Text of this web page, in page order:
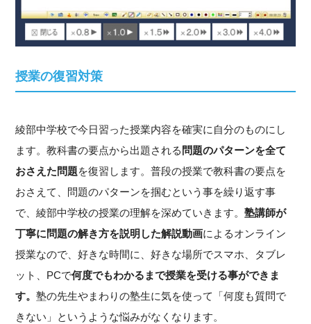
授業の復習対策
綾部中学校で今日習った授業内容を確実に自分のものにし
ます。教科書の要点から出題される 問題のパターンを全て
おさえた問題を復習します。普段の授業で教科書の要点を
おさえて、問題のパターンを掴むという事を繰り返す事
で、綾部中学校の授業の理解を深めていきます。塾講師が
丁寧に問題の解き方を説明した解説動画によるオンライン
授業なので、好きな時間に、好きな場所でスマホ、タブレ
ット、PCで何度でもわかるまで授業を受ける事ができま
す。塾の先生やまわりの塾生に気を使って「何度も質問で
きない」というような悩みがなくなります。